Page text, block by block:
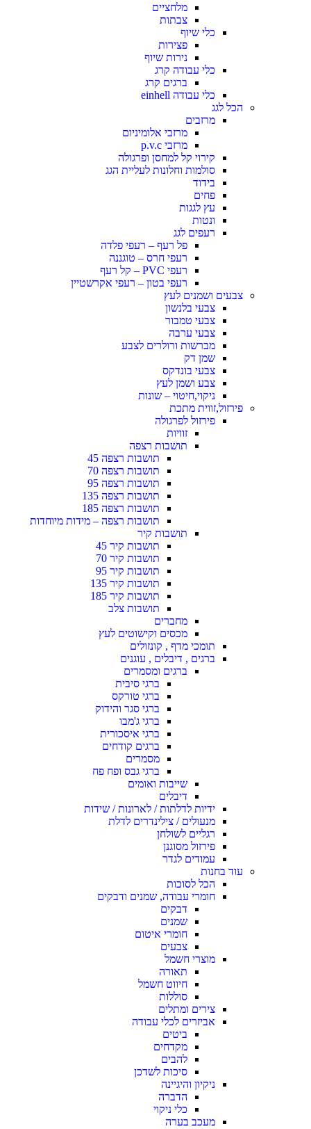
מלחציים
צבתות
כלי שיוף
פצירות
נירות שיוף
כלי עבודה קרג
ברגים קרג
כלי עבודה einhell
הכל לגג
מרזבים
מרזבי אלומיניום
מרזבי p.v.c
קירוי קל למחסן ופרגולה
סולמות וחלונות לעליית הגג
בידוד
פחים
עץ לגגות
ונטות
רעפים לגג
פל רעף – רעפי פלדה
רעפי חרס – טוגננה
רעפי PVC – קל רעף
רעפי בטון – רעפי אקרשטיין
צבעים ושמנים לעץ
צבעי בלנשון
צבעי טמבור
צבעי ערבה
מברשות ורולרים לצבע
שמן דק
צבעי בונדקס
צבע ושמן לעץ
ניקוי,חיטוי – שונות
פירזול,זווית מתכת
פירזול לפרגולה
זוויות
תושבות רצפה
תושבות רצפה 45
תושבות רצפה 70
תושבות רצפה 95
תושבות רצפה 135
תושבות רצפה 185
תושבות רצפה – מידות מיוחדות
תושבות קיר
תושבות קיר 45
תושבות קיר 70
תושבות קיר 95
תושבות קיר 135
תושבות קיר 185
תושבות צלב
מחברים
מכסים וקישוטים לעץ
תומכי מדף , קונזולים
ברגים , דיבלים , עוגנים
ברגים ומסמרים
ברגי סיבית
ברגי טורקס
ברגי סגר והידוק
ברגי ג'מבו
ברגי איסכורית
ברגים קודחים
מסמרים
ברגי גבס ופח פח
שייבות ואומים
דיבלים
ידיות לדלתות / לארונות / שידות
מנעולים / צילינדרים לדלת
רגליים לשולחן
פירזול מסוגנן
עמודים לגדר
עוד בחנות
הכל לסוכות
חומרי עבודה, שמנים ודבקים
דבקים
שמנים
חומרי איטום
צבעים
מוצרי חשמל
תאורה
חיווט חשמל
סוללות
צירים ומתלים
אביזרים לכלי עבודה
ביטים
מקדחים
להבים
סיכות לשדכן
ניקיון והיגיינה
הדברה
כלי ניקוי
מעכב בערה